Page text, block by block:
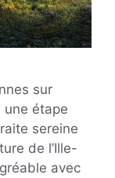
sur
une étape
sereine
de l’Ille-
avec